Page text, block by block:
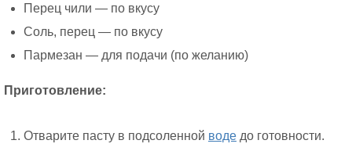
Перец чили — по вкусу
Соль, перец — по вкусу
Пармезан — для подачи (по желанию)
Приготовление:
Отварите пасту в подсоленной воде до готовности.